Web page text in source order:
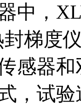
，
封梯度
感器
，试